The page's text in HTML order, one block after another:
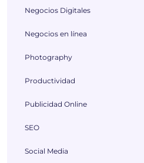
Negocios Digitales
Negocios en línea
Photography
Productividad
Publicidad Online
SEO
Social Media